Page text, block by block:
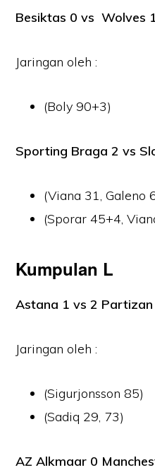
Besiktas 0 vs Wolves
Jaringan oleh :
(Boly 90+3)
Sporting Braga 2 vs
(Viana 31, Galeno
(Sporar 45+4,
Kumpulan L
Astana 1 vs 2
Jaringan oleh :
(Sigurjonsson 85)
(Sadiq 29, 73)
AZ Alkmaar 0